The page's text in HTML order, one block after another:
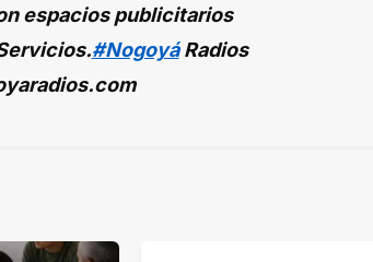
espacios publicitarios
#NogoyáRadios